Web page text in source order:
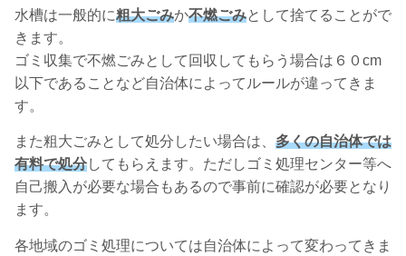
水槽は一般的に粗大ごみか不燃ごみとして捨てることがで
きます。
ゴミ収集で不燃ごみとして回収してもらう場合は６０cm
以下であることなど自治体によってルールが違ってきま
す。
また粗大ごみとして処分したい場合は、 多くの自治体では
有料で処分してもらえます。ただしゴミ処理センター等へ
自己搬入が必要な場合もあるので事前に確認が必要となり
ます。
各地域のゴミ処理については自治体によって変わってきま